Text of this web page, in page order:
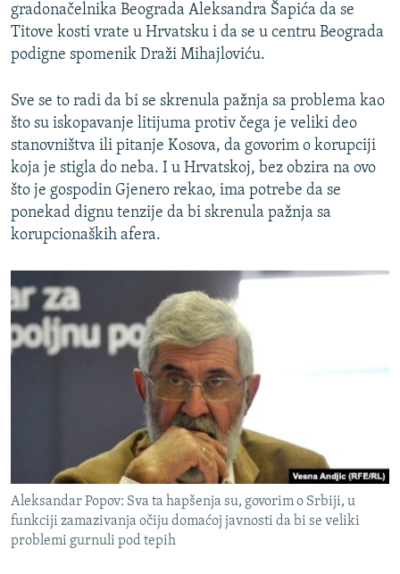
gradonačelnika Beograda Aleksandra Šapića da se
Titove kosti vrate u Hrvatsku i da se u centru Beograda
podigne spomenik Draži Mihajloviću.
Sve se to radi da bi se skrenula pažnja sa problema kao
što su iskopavanje litijuma protiv čega je veliki deo
stanovništva ili pitanje Kosova, da govorim o korupciji
koja je stigla do neba. I u Hrvatskoj, bez obzira na ovo
što je gospodin Gjenero rekao, ima potrebe da se
ponekad dignu tenzije da bi skrenula pažnja sa
korupcionaških afera.
Aleksandar Popov: Sva ta hapšenja su, govorim o Srbiji, u
funkciji zamazivanja očiju domaćoj javnosti da bi se veliki
problemi gurnuli pod tepih